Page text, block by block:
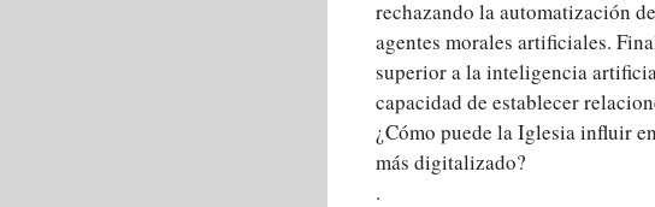
rechazando la automatización
agentes morales artificiales.
superior a la inteligencia
capacidad de establecer
¿Cómo puede la Iglesia influir
más digitalizado?
.